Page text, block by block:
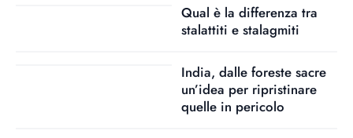
Qual è la differenza tra
stalattiti e stalagmiti
India, dalle foreste sacre
un’idea per ripristinare
quelle in pericolo